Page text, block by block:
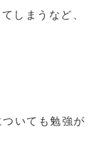
しまうなど、
いても勉強が